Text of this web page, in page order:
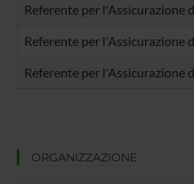
Referente per l'Assicurazione
Referente per l'Assicurazione
Referente per l'Assicurazione
ORGANIZZAZIONE